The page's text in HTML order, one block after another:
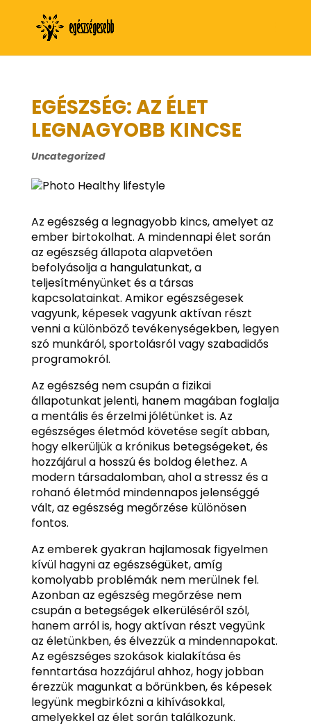
EGÉSZSÉG: AZ ÉLET
LEGNAGYOBB KINCSE
Uncategorized
Az egészség a legnagyobb kincs, amelyet az
ember birtokolhat. A mindennapi élet során
az egészség állapota alapvetően
befolyásolja a hangulatunkat, a
teljesítményünket és a társas
kapcsolatainkat. Amikor egészségesek
vagyunk, képesek vagyunk aktívan részt
venni a különböző tevékenységekben, legyen
szó munkáról, sportolásról vagy szabadidős
programokról.
Az egészség nem csupán a fizikai
állapotunkat jelenti, hanem magában foglalja
a mentális és érzelmi jólétünket is. Az
egészséges életmód követése segít abban,
hogy elkerüljük a krónikus betegségeket, és
hozzájárul a hosszú és boldog élethez. A
modern társadalomban, ahol a stressz és a
rohanó életmód mindennapos jelenséggé
vált, az egészség megőrzése különösen
fontos.
Az emberek gyakran hajlamosak figyelmen
kívül hagyni az egészségüket, amíg
komolyabb problémák nem merülnek fel.
Azonban az egészség megőrzése nem
csupán a betegségek elkerüléséről szól,
hanem arról is, hogy aktívan részt vegyünk
az életünkben, és élvezzük a mindennapokat.
Az egészséges szokások kialakítása és
fenntartása hozzájárul ahhoz, hogy jobban
érezzük magunkat a bőrünkben, és képesek
legyünk megbirkózni a kihívásokkal,
amelyekkel az élet során találkozunk.